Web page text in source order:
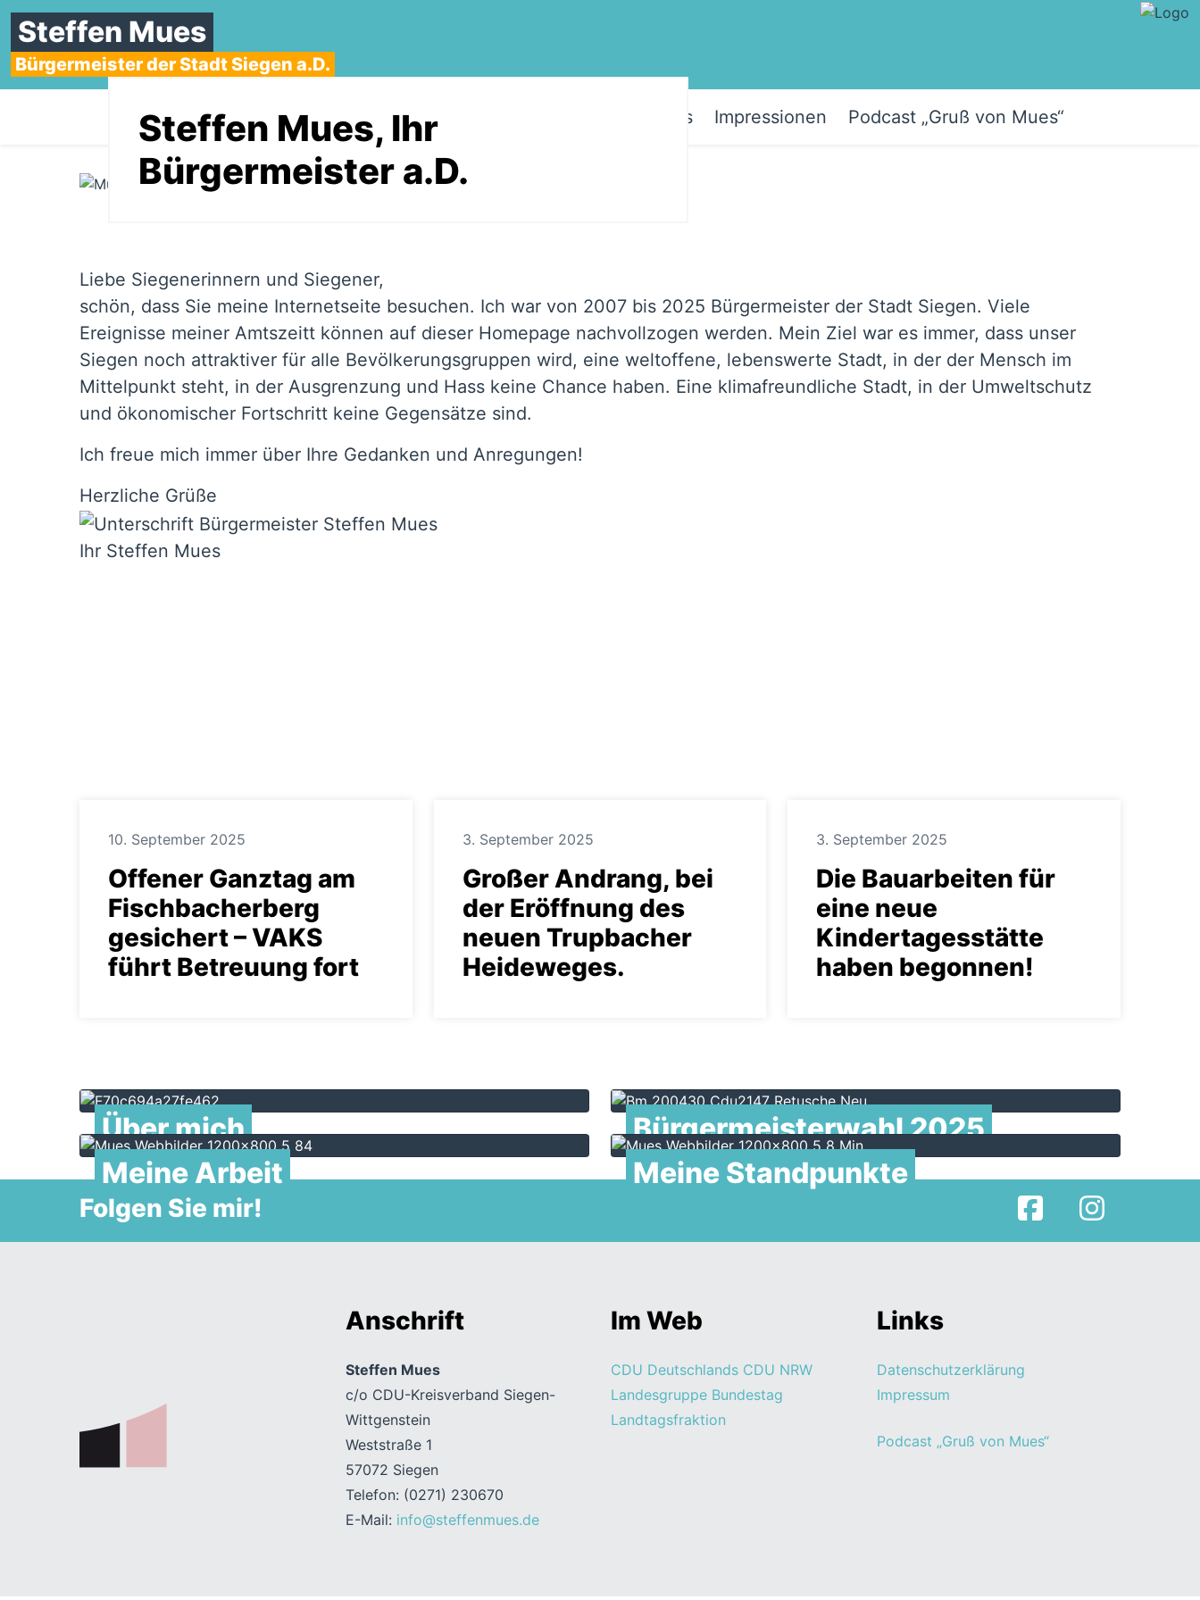
Steffen Mues
Bürgermeister der Stadt Siegen a.D.
Startseite Über mich Standpunkte Aktuelles Impressionen Podcast „Gruß von Mues“
Steffen Mues, Ihr
Bürgermeister a.D.
Liebe Siegenerinnern und Siegener,
schön, dass Sie meine Internetseite besuchen. Ich war von 2007 bis 2025 Bürgermeister der Stadt Siegen. Viele
Ereignisse meiner Amtszeitt können auf dieser Homepage nachvollzogen werden. Mein Ziel war es immer, dass unser
Siegen noch attraktiver für alle Bevölkerungsgruppen wird, eine weltoffene, lebenswerte Stadt, in der der Mensch im
Mittelpunkt steht, in der Ausgrenzung und Hass keine Chance haben. Eine klimafreundliche Stadt, in der Umweltschutz
und ökonomischer Fortschritt keine Gegensätze sind.
Ich freue mich immer über Ihre Gedanken und Anregungen!
Herzliche Grüße
Ihr Steffen Mues
10. September 2025
Offener Ganztag am
Fischbacherberg
gesichert – VAKS
führt Betreuung fort
3. September 2025
Großer Andrang, bei
der Eröffnung des
neuen Trupbacher
Heideweges.
3. September 2025
Die Bauarbeiten für
eine neue
Kindertagesstätte
haben begonnen!
Über mich
Bürgermeisterwahl 2025
Meine Arbeit
Meine Standpunkte
Folgen Sie mir! Facebook
Anschrift
Steffen Mues
c/o CDU-Kreisverband Siegen-
Wittgenstein
Weststraße 1
57072 Siegen
Telefon: (0271) 230670
E-Mail: info@steffenmues.de
Im Web
CDU Deutschlands CDU NRW
Landesgruppe Bundestag
Landtagsfraktion
Links
Datenschutzerklärung
Impressum
Podcast „Gruß von Mues“